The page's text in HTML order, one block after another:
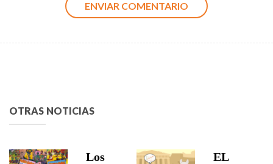
OTRAS NOTICIAS
Los
EL